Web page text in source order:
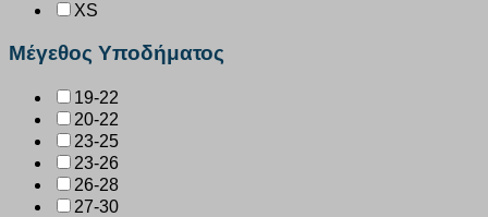
XS
Μέγεθος Υποδήματος
19-22
20-22
23-25
23-26
26-28
27-30